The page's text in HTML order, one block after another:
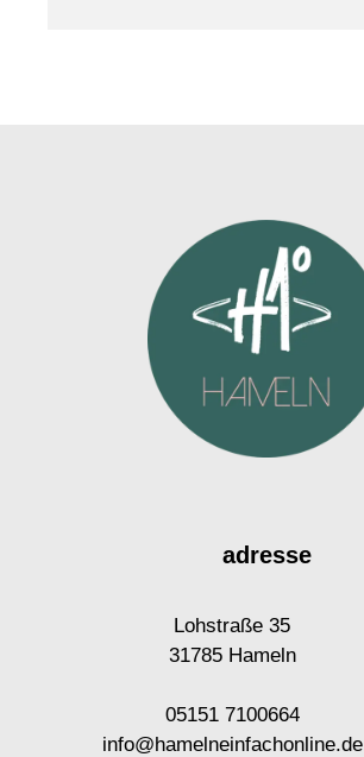
adresse
Lohstraße 35
31785 Hameln
05151 7100664
info@hamelneinfachonline.de